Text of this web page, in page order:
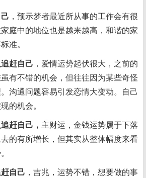
，预示梦者最近所从事的工作会有很
庭中的地位也是越来越高，和谐的家
准。
赶自己 ，爱情运势起伏很大，之前的
有不错的机会，但往往因为某些奇怪
沟通问题容易引发恋情大变动。自己
的机会。
赶自己， 主财运，金钱运势属于下落
的有所增长，但其实从整体幅度来看
自己 ，吉兆，运势不错，想要做的事